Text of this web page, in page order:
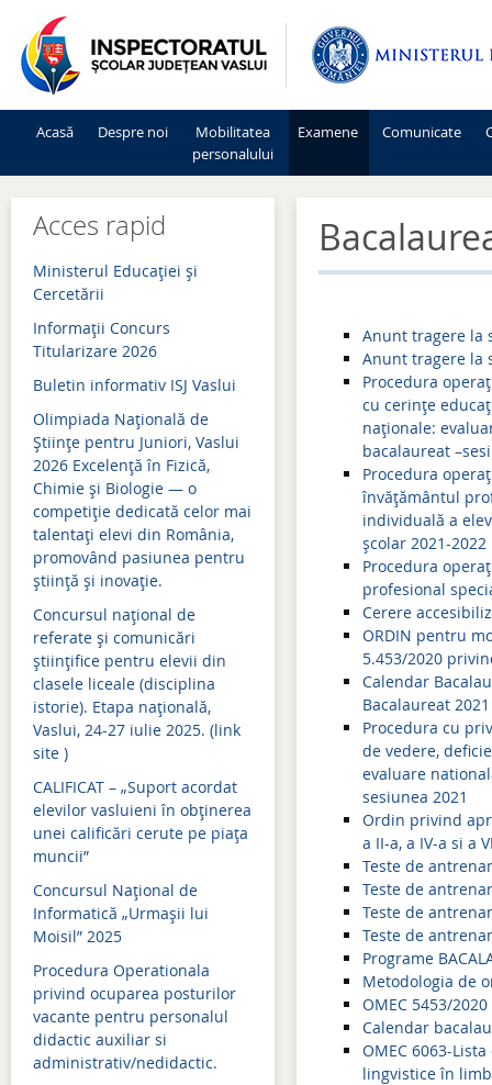
Acasă Despre noi
Mobilitatea
personalului
Mişcarea personalului 2025-2026
Mişcarea personalului 2023-2024
Mişcarea personalului 2022-2023
Mişcarea personalului 2021-2022
Mişcarea personalului 2020-2021
Mişcarea personalului 2019-2020
Mişcarea personalului 2018-2019
Mişcarea personalului 2017-2018
Mişcarea personalului 2016-2017
Mişcarea personalului 2015-2016
Mişcarea personalului 2014-2015
Examene
Bacalaureat 2026
Simulări examene
Admitere 2025
Bacalaureat 2025
Evaluare națională 2025
Simulări examene
Admitere 2024
Bacalaureat 2024
Evaluare națională 2024
Simulări examene
Admitere 2023
Bacalaureat 2023
Evaluare națională 2023
Simulări examene
Admitere 2022
Bacalaureat 2022
Simulări examene
Evaluare națională 2022
Admitere 2021
Bacalaureat 2021
Comunicate
Acces rapid
Ministerul Educației și
Cercetării
Informaţii Concurs
Titularizare 2026
Buletin informativ ISJ Vaslui
Olimpiada Națională de
Științe pentru Juniori, Vaslui
2026 Excelență în Fizică,
Chimie și Biologie — o
competiție dedicată celor mai
talentați elevi din România,
promovând pasiunea pentru
știință și inovație.
Concursul național de
referate și comunicări
științifice pentru elevii din
clasele liceale (disciplina
istorie). Etapa națională,
Vaslui, 24-27 iulie 2025. (link
site )
CALIFICAT – „Suport acordat
elevilor vasluieni în obținerea
unei calificări cerute pe piața
muncii”
Concursul Național de
Informatică „Urmașii lui
Moisil” 2025
Procedura Operationala
privind ocuparea posturilor
vacante pentru personalul
didactic auxiliar si
administrativ/nedidactic.
Anunt tragere la
Anunt tragere la
Procedura
cu cerințe
naționale:
bacalaureat
Procedura
învățământul
individuală a
școlar 2021-2022
Procedura
profesional
Cerere
ORDIN pentru
5.453/2020
Calendar
Bacalaureat 2021
Procedura cu
de vedere,
evaluare
sesiunea 2021
Ordin privind
a II-a, a IV-a si a
Teste de
Teste de
Teste de
Teste de
Programe
Metodologia de
OMEC 5453/
Calendar
OMEC 6063-
lingvistice în